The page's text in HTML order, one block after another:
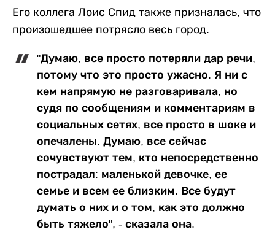
Его коллега Лоис Спид также призналась, что
произошедшее потрясло весь город.
"Думаю, все просто потеряли дар речи,
потому что это просто ужасно. Я ни с
кем напрямую не разговаривала, но
судя по сообщениям и комментариям в
социальных сетях, все просто в шоке и
опечалены. Думаю, все сейчас
сочувствуют тем, кто непосредственно
пострадал: маленькой девочке, ее
семье и всем ее близким. Все будут
думать о них и о том, как это должно
быть тяжело", - сказала она.